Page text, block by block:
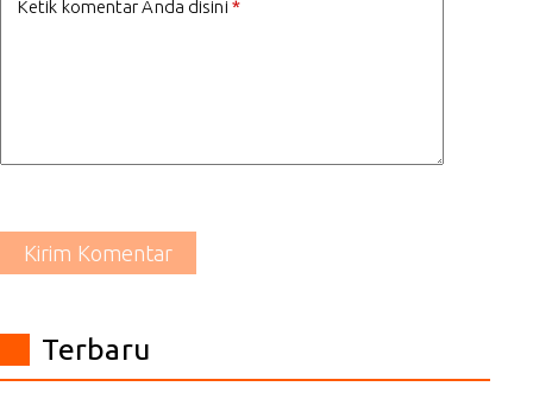
Ketik komentar Anda disini *
Kirim Komentar
Terbaru